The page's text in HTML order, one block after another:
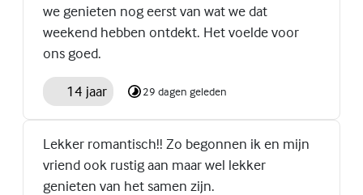
we genieten nog eerst van wat we dat
weekend hebben ontdekt. Het voelde voor
ons goed.
14 jaar 29 dagen geleden
Lekker romantisch!! Zo begonnen ik en mijn
vriend ook rustig aan maar wel lekker
genieten van het samen zijn.